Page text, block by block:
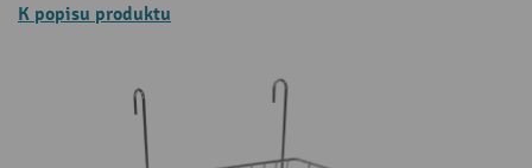
K popisu produktu